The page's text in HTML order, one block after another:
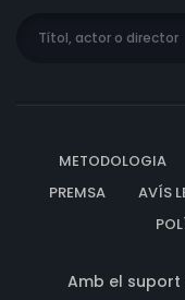
METODOLOGIA
PREMSA
AVÍS
Amb el